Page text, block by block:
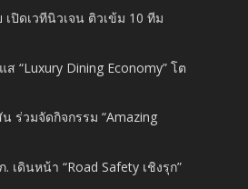
ปิดเวทีนิวเจน ติวเข้ม 10 ทีม
ส “Luxury Dining Economy” โต
ร่วมจัดกิจกรรม “Amazing
เดินหน้า “Road Safety เชิงรุก”